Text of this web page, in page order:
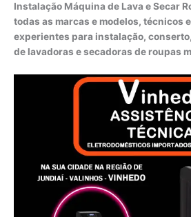
Instalação Máquina de Lava e Secar
todas as marcas e modelos, técnicos
experientes para instalação,
de lavadoras e secadoras de roupas